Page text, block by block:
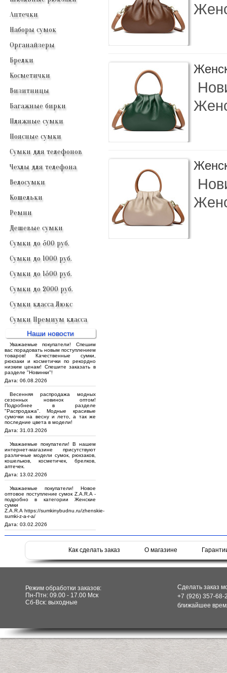
Аптечки
Наборы сумок
Органайзеры
Брелки
Косметички
Визитницы
Багажные бирки
Пляжные сумки
Поясные сумки
Сумки для телефонов
Чехлы для телефона
Велосумки
Кошельки
Ремни
Дешевые сумки
Сумки до 500 руб.
Сумки до 1000 руб.
Сумки до 1500 руб.
Сумки до 2000 руб.
Сумки класса Люкс
Сумки Премиум класса
Наши новости
Уважаемые покупатели! Спешим
вас порадовать новым поступлением
товаров! Качественные сумки,
рюкзаки и косметички по рекордно
низким ценам! Спешите заказать в
разделе "Новинки"!
Дата: 06.08.2026
Весенняя распродажа модных
сезонных новинок оптом!
Подробнее в разделе
"Распродажа". Модные красивые
сумочки на весну и лето, а так же
последние цвета в модели!
Дата: 31.03.2026
Уважаемые покупатели! В нашем
интернет-магазине присутствуют
различные модели сумок, рюкзаков,
кошельков, косметичек, брелков,
аптечек.
Дата: 13.02.2026
Уважаемые покупатели! Новое
оптовое поступление сумок Z.A.R.A -
подробно в категории Женские
сумки
Z.A.R.A https://sumkinybudnu.ru/zhenskie-
sumki-z-a-r-a/
Дата: 03.02.2026
Как сделать заказ О магазине
Режим обработки заказов:
Пн-Птн: 09.00 - 17.00 Мск
Сб-Вск: выходные
Сделать заказ
+7 (926) 357-
ближайшее